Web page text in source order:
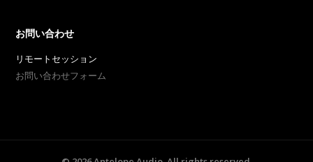
お問い合わせ
リモートセッション
お問い合わせフォーム